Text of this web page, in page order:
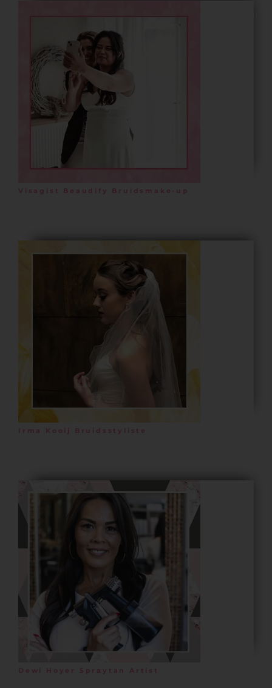
Visagist Beaudify Bruidsmake-up
Irma Kooij Bruidsstyliste
Dewi Hoyer Spraytan Artist